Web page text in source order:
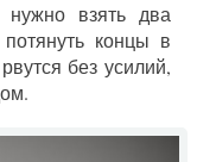
нужно взять два
концы в
без усилий,